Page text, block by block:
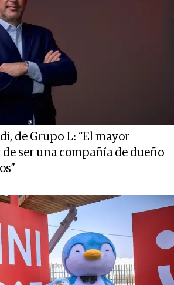
de Grupo L: “El mayor
de ser una compañía de dueño